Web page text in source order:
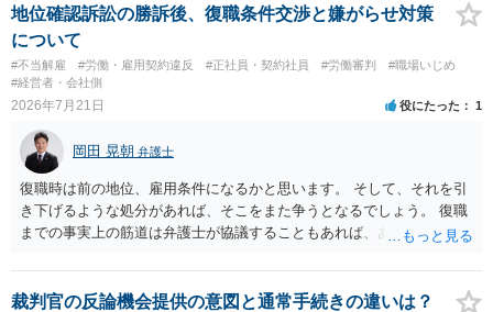
地位確認訴訟の勝訴後、復職条件交渉と嫌がらせ対策
について
#不当解雇 #労働・雇用契約違反 #正社員・契約社員 #労働審判
#職場いじめ
#経営者・会社側
2026年7月21日 役にたった 1
岡田 晃朝 弁護士
復職時は前の地位、雇用条件になるかと思います。 そして、それを引
き下げるような処分があれば、そこをまた争うとなるでしょう。 復職
までの事実上の筋道は弁護士が協議することもあれば、あなたがご自
ょうから、別途費用が発生することもありますが、出勤日時の設定く
らいならサービスでしてくれるかもしれません。
裁判官の反論機会提供の意図と通常手続きの違いは？